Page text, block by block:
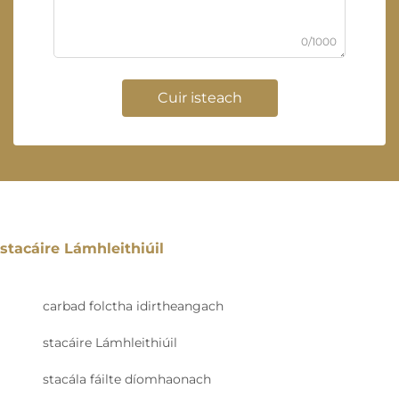
0/1000
Cuir isteach
stacáire Lámhleithiúil
carbad folctha idirtheangach
stacáire Lámhleithiúil
stacála fáilte díomhaonach